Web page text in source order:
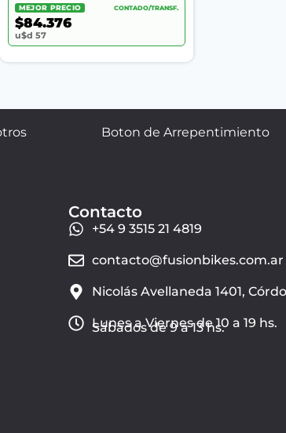
MEJOR PRECIO CONTADO/TRANSF.
$84.376
u$d 57
Boton de Arrepentimiento
Contacto
+54 9 3515 21 4819
contacto@fusionbikes.com.ar
Nicolás Avellaneda 1401,
Lunes a Viernes de 10 a 19 hs.
Sábados de 9 a 13 hs.